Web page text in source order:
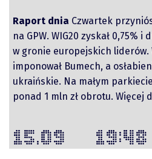
Raport dnia Czwartek
na GPW. WIG20 zyskał 0,75%
w gronie europejskich liderów.
imponował Bumech, a
ukraińskie. Na małym
ponad 1 mln zł obrotu. Więcej
15.09 19:48